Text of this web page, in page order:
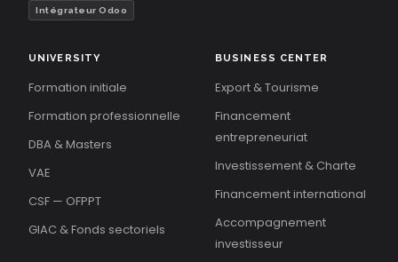
Intégrateur Odoo
UNIVERSITY
Formation initiale
Formation professionnelle
DBA & Masters
VAE
CSF — OFPPT
GIAC & Fonds sectoriels
BUSINESS CENTER
Export & Tourisme
Financement
entrepreneuriat
Investissement & Charte
Financement international
Accompagnement
investisseur